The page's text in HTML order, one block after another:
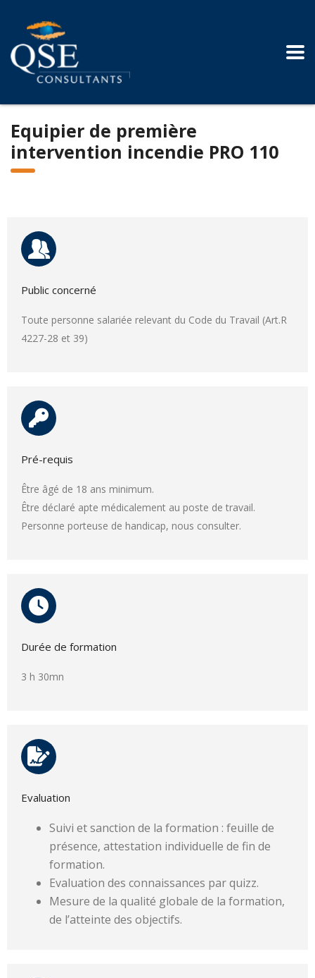
Equipier de première
intervention incendie PRO 110
Public concerné
Toute personne salariée relevant du Code du Travail (Art.R
4227-28 et 39)
Pré-requis
Être âgé de 18 ans minimum.
Être déclaré apte médicalement au poste de travail.
Personne porteuse de handicap, nous consulter.
Durée de formation
3 h 30mn
Evaluation
Suivi et sanction de la formation : feuille de
présence, attestation individuelle de fin de
formation.
Evaluation des connaissances par quizz.
Mesure de la qualité globale de la formation,
de l’atteinte des objectifs.